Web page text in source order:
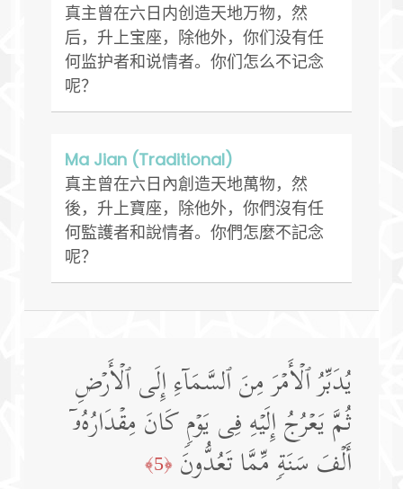
真主曾在六日内创造天地万物，然
后，升上宝座，除他外，你们没有任
何监护者和说情者。你们怎么不记念
呢？
Ma Jian (Traditional)
真主曾在六日內創造天地萬物，然
後，升上寶座，除他外，你們沒有任
何監護者和說情者。你們怎麼不記念
呢？
یُدَبِّرُ ٱلۡأَمۡرَ مِنَ ٱلسَّمَاۤءِ إِلَى ٱلۡأَرۡضِ
ثُمَّ یَعۡرُجُ إِلَیۡهِ فِی یَوۡمࣲ كَانَ مِقۡدَارُهُۥۤ
أَلۡفَ سَنَةࣲ مِّمَّا تَعُدُّونَ ﴿5﴾